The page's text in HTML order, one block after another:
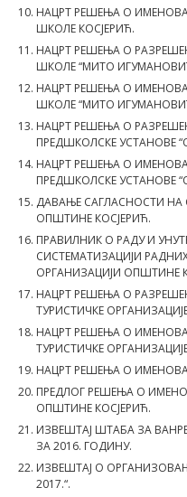
НАЦРТ РЕШЕЊА О
ШКОЛЕ КОСЈЕРИЋ.
НАЦРТ РЕШЕЊА О
ШКОЛЕ “МИТО
НАЦРТ РЕШЕЊА О
ШКОЛЕ “МИТО
НАЦРТ РЕШЕЊА О
ПРЕДШКОЛСКЕ УСТАНОВЕ
НАЦРТ РЕШЕЊА О
ПРЕДШКОЛСКЕ УСТАНОВЕ
ДАВАЊЕ САГЛАСНОСТИ НА
ОПШТИНЕ КОСЈЕРИЋ.
ПРАВИЛНИК О РАДУ И
СИСТЕМАТИЗАЦИЈИ
ОРГАНИЗАЦИЈИ ОПШТИНЕ
НАЦРТ РЕШЕЊА О
ТУРИСТИЧКЕ
НАЦРТ РЕШЕЊА О
ТУРИСТИЧКЕ
НАЦРТ РЕШЕЊА О
ПРЕДЛОГ РЕШЕЊА О
ОПШТИНЕ КОСЈЕРИЋ.
ИЗВЕШТАЈ ШТАБА ЗА
ЗА 2016. ГОДИНУ.
ИЗВЕШТАЈ О
2017.“.